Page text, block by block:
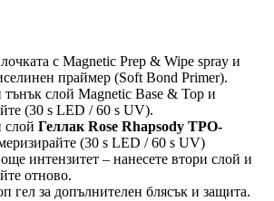
с Magnetic Prep & Wipe spray и
праймер (Soft Bond Primer).
тънък слой Magnetic Base & Top и
(30 s LED / 60 s UV).
слой Геллак Rose Rhapsody TPO-
(30 s LED / 60 s UV)
интензитет – нанесете втори слой и
отново.
гел за допълнителен блясък и защита.